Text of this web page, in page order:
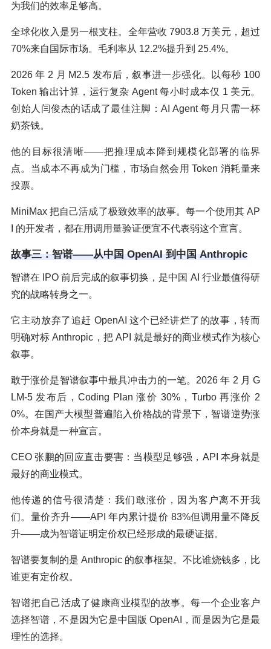
为我们的效率足够高。
全球化收入是另一根支柱。全年营收 7903.8 万美元，超过
70%来自国际市场。毛利率从 12.2%提升到 25.4%。
2026 年 2 月 M2.5 发布后，叙事进一步强化。以每秒 100
Token 输出计算，运行复杂 Agent 每小时成本仅 1 美元。
创始人闫俊杰的话成了最佳注脚：AI Agent 每月只需一杯
奶茶钱。
他的目标很清晰——把推理成本降到规模化部署的临界
点。当成本不再成为门槛，市场自然会用 Token 消耗量来
投票。
MiniMax 把自己活成了极致效率的故事。每一个使用其 AP
I 的开发者，都在用调用量验证便宜不代表弱这个宣言。
故事三：智谱——从中国 OpenAI 到中国 Anthropic
智谱在 IPO 前后完成的叙事切换，是中国 AI 行业最值得研
究的战略转身之一。
它主动放弃了追赶 OpenAI 这个已经讲烂了的故事，转而
明确对标 Anthropic，把 API 就是最好的商业模式作为核心
叙事。
敢于涨价是智谱叙事中最具冲击力的一笔。2026 年 2 月 G
LM-5 发布后，Coding Plan 涨价 30%，Turbo 再涨价 2
0%。在国产大模型普遍陷入价格战的背景下，智谱逆势涨
价本身就是一种宣言。
CEO 张鹏的回应直击要害：当模型足够强，API 本身就是
最好的商业模式。
他传递的信号很清楚：我们敢涨价，因为客户离不开我
们。量价齐升——API 年内累计提价 83%但调用量不降反
升——成为智谱证明定价权已经形成的最硬证据。
智谱要复制的是 Anthropic 的叙事框架。不比谁烧钱多，比
谁更有定价权。
智谱把自己活成了健康商业模型的故事。每一个企业客户
选择智谱，不是因为它是中国版 OpenAI，而是因为它是最
理性的选择。